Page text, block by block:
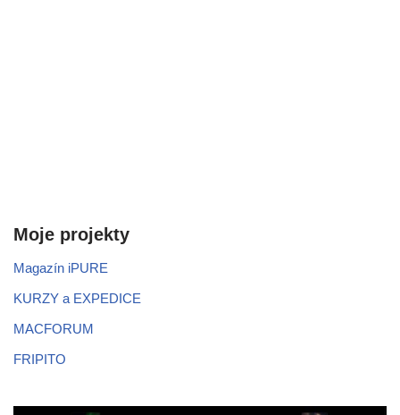
Moje projekty
Magazín iPURE
KURZY a EXPEDICE
MACFORUM
FRIPITO